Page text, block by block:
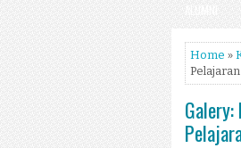
ALUMNI
Home »